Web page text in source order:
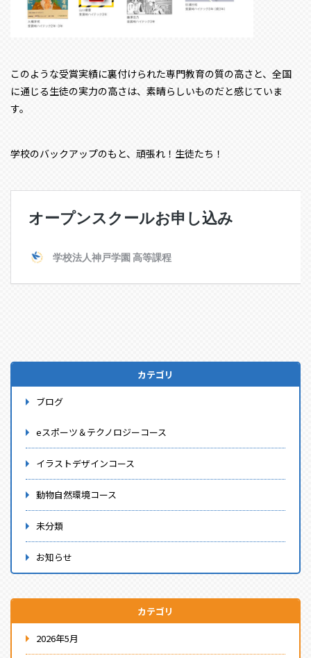
このような受賞実績に裏付けられた専門教育の質の高さと、全国
に通じる生徒の実力の高さは、素晴らしいものだと感じていま
す。
学校のバックアップのもと、頑張れ！生徒たち！
カテゴリ
ブログ
eスポーツ＆テクノロジーコース
イラストデザインコース
動物自然環境コース
未分類
お知らせ
カテゴリ
2026年5月